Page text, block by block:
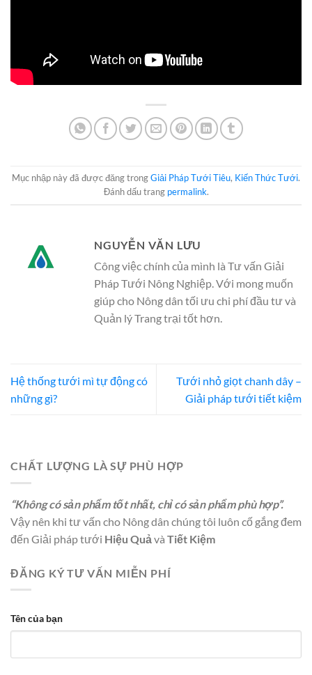
Mục nhập này đã được đăng trongGiải Pháp Tưới Tiêu, Kiến Thức Tưới.
Đánh dấu trang permalink.
NGUYỄN VĂN LƯU
Công việc chính của mình là Tư vấn Giải
Pháp Tưới Nông Nghiệp. Với mong muốn
giúp cho Nông dân tối ưu chi phí đầu tư và
Quản lý Trang trại tốt hơn.
Hệ thống tưới mì tự động có
những gì?
Tưới nhỏ giọt chanh dây –
Giải pháp tưới tiết kiệm
CHẤT LƯỢNG LÀ SỰ PHÙ HỢP
“Không có sản phẩm tốt nhất, chỉ có sản phẩm phù hợp”.
Vậy nên khi tư vấn cho Nông dân chúng tôi luôn cố gắng đem
đến Giải pháp tưới Hiệu Quả và Tiết Kiệm
ĐĂNG KÝ TƯ VẤN MIỄN PHÍ
Tên của bạn